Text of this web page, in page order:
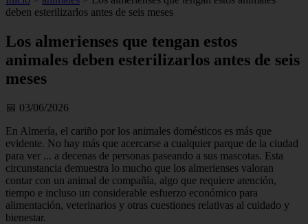
deben esterilizarlos antes de seis meses
Los almerienses que tengan estos
animales deben esterilizarlos antes de seis
meses
📅 03/06/2026
En Almería, el cariño por los animales domésticos es más que
evidente. No hay más que acercarse a cualquier parque de la ciudad
para ver ... a decenas de personas paseando a sus mascotas. Esta
circunstancia demuestra lo mucho que los almerienses valoran
contar con un animal de compañía, algo que requiere atención,
tiempo e incluso un considerable esfuerzo económico para
alimentación, veterinarios y otras cuestiones relativas al cuidado y
bienestar.